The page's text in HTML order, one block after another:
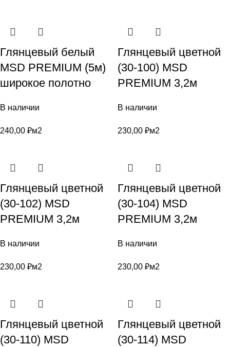
Глянцевый белый
MSD PREMIUM (5м)
широкое полотно
В наличии
240,00 ₽м2
Глянцевый цветной
(30-100) MSD
PREMIUM 3,2м
В наличии
230,00 ₽м2
Глянцевый цветной
(30-102) MSD
PREMIUM 3,2м
В наличии
230,00 ₽м2
Глянцевый цветной
(30-104) MSD
PREMIUM 3,2м
В наличии
230,00 ₽м2
Глянцевый цветной
(30-110) MSD
Глянцевый цветной
(30-114) MSD